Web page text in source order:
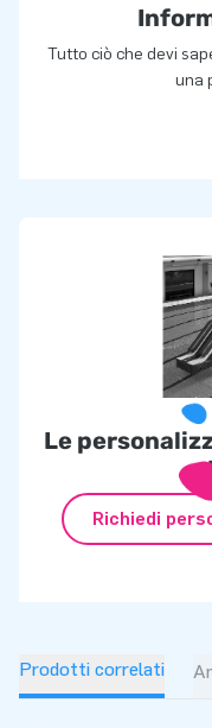
Tutto ciò che devi
una
Le
Richiedi
Prodotti correlati